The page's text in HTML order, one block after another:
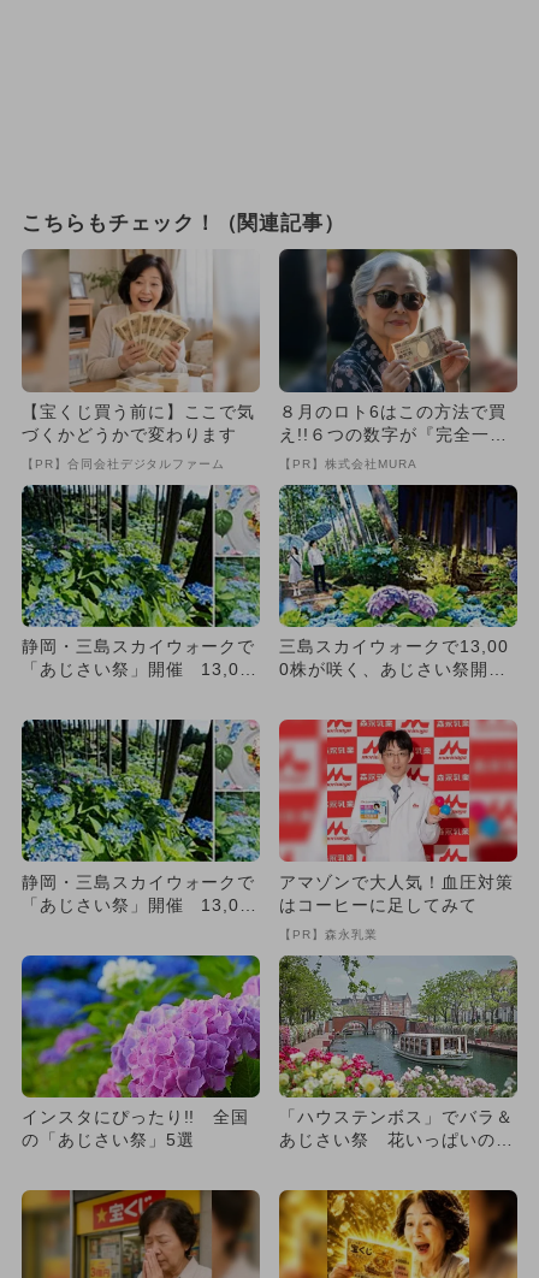
こちらもチェック！（関連記事）
【宝くじ買う前に】ここで気
づくかどうかで変わります
【PR】合同会社デジタルファーム
８月のロト6はこの方法で買
え!!６つの数字が『完全一
致』する方法
【PR】株式会社MURA
静岡・三島スカイウォークで
「あじさい祭」開催 13,00
三島スカイウォークで13,00
0株が咲く、あじさい祭開
静岡・三島スカイウォークで
「あじさい祭」開催 13,00
アマゾンで大人気！血圧対策
はコーヒーに足してみて
【PR】森永乳業
インスタにぴったり!! 全国
の「あじさい祭」5選
「ハウステンボス」でバラ＆
あじさい祭 花いっぱいの空